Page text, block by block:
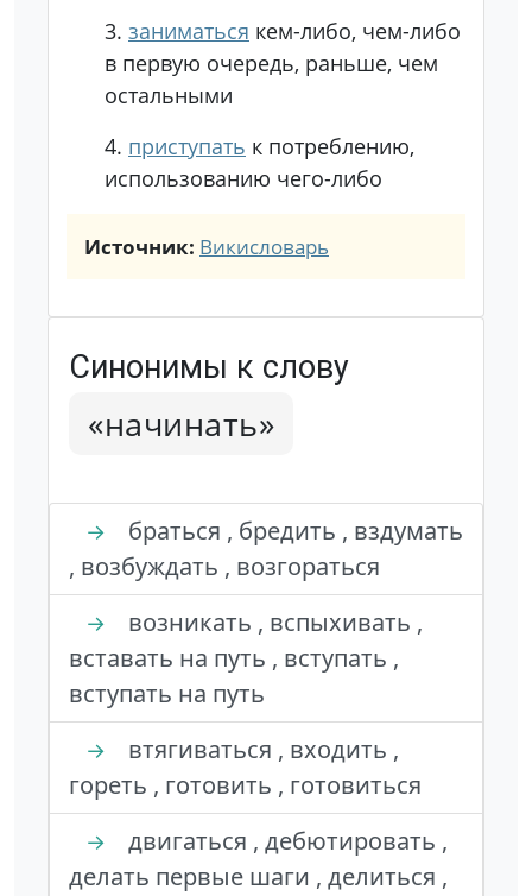
3. заниматься кем-либо, чем-либо
в первую очередь, раньше, чем
остальными
4. приступать к потреблению,
использованию чего-либо
Источник: Викисловарь
Синонимы к слову
«начинать»
→
браться , бредить , вздумать
, возбуждать , возгораться
→
возникать , вспыхивать ,
вставать на путь , вступать ,
вступать на путь
→
втягиваться , входить ,
гореть , готовить , готовиться
→
двигаться , дебютировать ,
делать первые шаги , делиться ,